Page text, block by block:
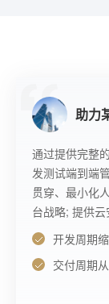
助力
通过提供完整
发测试端到端
贯穿、最小化
台战略; 提供云
开发周期
交付周期